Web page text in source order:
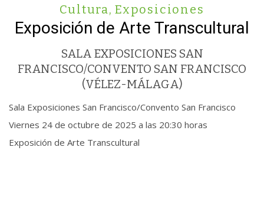
Cultura, Exposiciones
Exposición de Arte Transcultural
SALA EXPOSICIONES SAN
FRANCISCO/CONVENTO SAN FRANCISCO
(VÉLEZ-MÁLAGA)
Sala Exposiciones San Francisco/Convento San Francisco
Viernes 24 de octubre de 2025 a las 20:30 horas
Exposición de Arte Transcultural